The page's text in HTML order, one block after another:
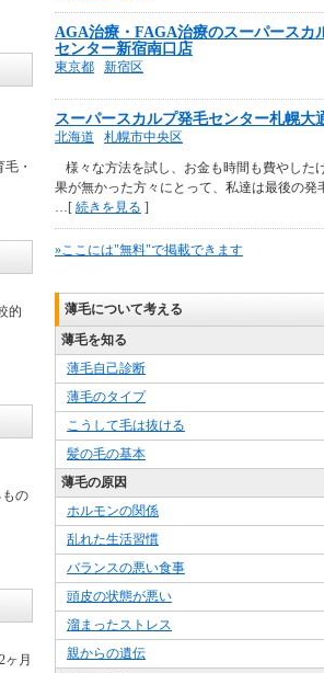
・
的
の
ヶ月
AGA治療・FAGA治療のスーパースカ
センター新宿南口店
東京都 新宿区
スーパースカルプ発毛センター札幌大
北海道
札幌市中央区
様々な方法を試し、お金も時間も費やした
果が無かった方々にとって、私達は最後の発
…[ 続きを見る ]
»ここには"無料"で掲載できます
薄毛について考える
薄毛を知る
薄毛自己診断
薄毛のタイプ
こうして毛は抜ける
髪の毛の基本
薄毛の原因
ホルモンの関係
乱れた生活習慣
バランスの悪い食事
頭皮の状態が悪い
溜まったストレス
親からの遺伝